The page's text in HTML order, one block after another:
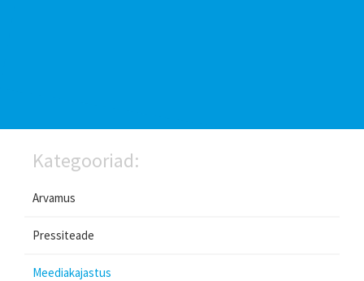
Kategooriad:
Arvamus
Pressiteade
Meediakajastus